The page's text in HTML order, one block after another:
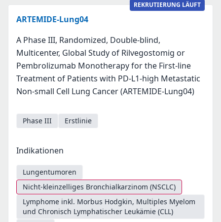
REKRUTIERUNG LÄUFT
ARTEMIDE-Lung04
A Phase III, Randomized, Double-blind,
Multicenter, Global Study of Rilvegostomig or
Pembrolizumab Monotherapy for the First-line
Treatment of Patients with PD-L1-high Metastatic
Non-small Cell Lung Cancer (ARTEMIDE-Lung04)
Phase III Erstlinie
Indikationen
Lungentumoren
Nicht-kleinzelliges Bronchialkarzinom (NSCLC)
Lymphome inkl. Morbus Hodgkin, Multiples Myelom
und Chronisch Lymphatischer Leukämie (CLL)